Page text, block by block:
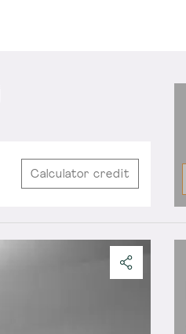
Calculator credit